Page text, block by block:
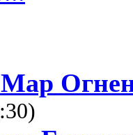
Мар